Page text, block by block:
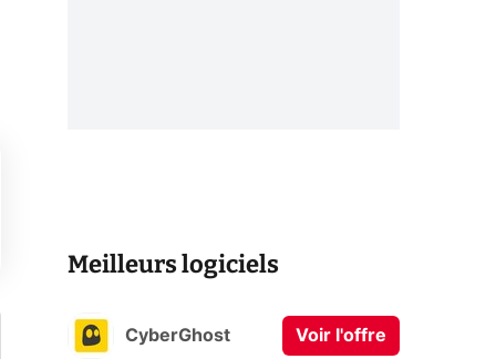
Meilleurs logiciels
CyberGhost Voir l'offre